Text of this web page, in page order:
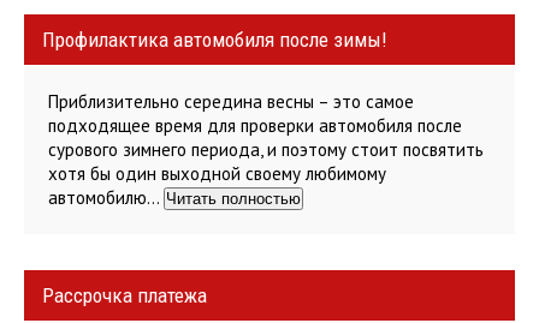
Профилактика автомобиля после зимы!
Приблизительно середина весны – это самое
подходящее время для проверки автомобиля после
сурового зимнего периода, и поэтому стоит посвятить
хотя бы один выходной своему любимому
автомобилю… Читать полностью
Рассрочка платежа